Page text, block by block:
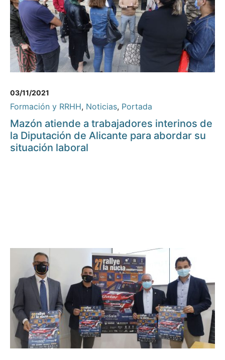
03/11/2021
Formación y RRHH, Noticias, Portada
Mazón atiende a trabajadores interinos de
la Diputación de Alicante para abordar su
situación laboral